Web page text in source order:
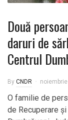
Două
daruri de
Centrul
By CNDR
O familie de
de Recuperare